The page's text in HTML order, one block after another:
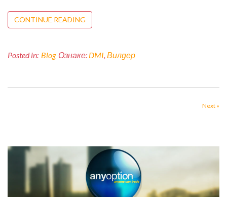
CONTINUE READING
Posted in: Blog Ознаке: DMI, Вилдер
Next »